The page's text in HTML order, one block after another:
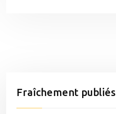
Fraîchement publiés